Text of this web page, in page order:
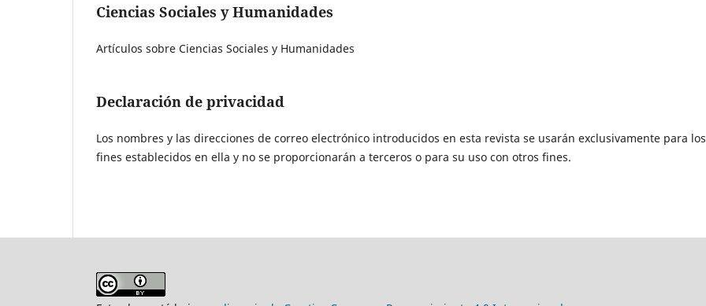
Ciencias Sociales y Humanidades
Artículos sobre Ciencias Sociales y Humanidades
Declaración de privacidad
Los nombres y las direcciones de correo electrónico introducidos en esta revista se usarán exclusivamente para los
fines establecidos en ella y no se proporcionarán a terceros o para su uso con otros fines.